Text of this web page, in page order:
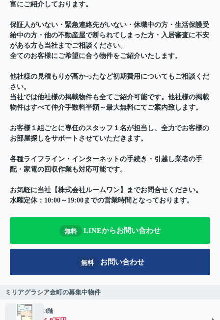
富にご紹介しております。
保証人がいない・緊急連絡先がいない・休職中の方・生活保護受
給中の方・他の不動産屋で断られてしまった方・入居審査に不安
がある方も当社までご相談ください。
全てのお客様にご希望に合う物件をご紹介いたします。
他社様の見積もりが高かったなど初期費用についてもご相談くだ
さい。
当社では他社様の掲載物件も全てご紹介可能です。他社様の掲載
物件はすべて仲介手数料半額～最大無料にてご案内致します。
お客様１組ごとに専任のスタッフ１名が担当し、全力でお客様の
お部屋探しをサポートさせていただきます。
各種ライフライン・インターネットの手続き・引越し業者の手
配・家電の回収作業も対応可能です。
お気軽に当社【株式会社ルームワン】までお問合せください。
水曜定休：10:00～19:00までの営業時間となっております。
無料 LINEからお問い合わせ
無料 お問い合わせ
ミリアグラシア金町の募集中物件
3階